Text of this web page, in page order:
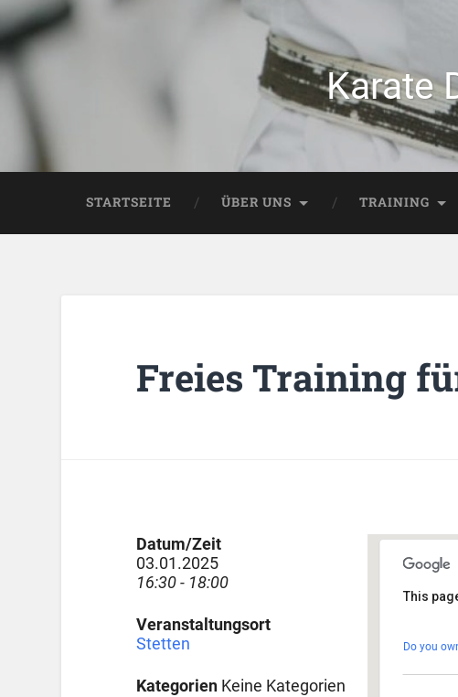
Karate
STARTSEITE ÜBER UNS TRAINING
Freies Training
This
Do you
Datum/Zeit
03.01.2025
16:30 - 18:00
Veranstaltungsort
Stetten
KategorienKeine Kategorien